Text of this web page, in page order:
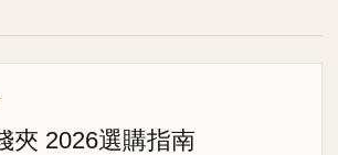
夾 2026選購指南